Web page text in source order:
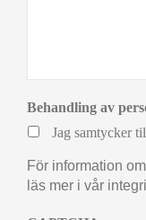
Behandling av
Jag samtycker
För information
läs mer i vår